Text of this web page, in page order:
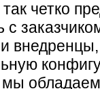
четко
с
мы